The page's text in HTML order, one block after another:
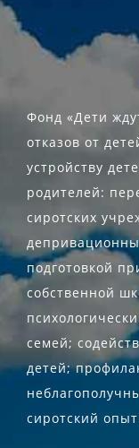
Фонд «Дети
отказов от
устройству
родителей:
сиротских
подготовкой
собственной
семей;
детей;
сиротский